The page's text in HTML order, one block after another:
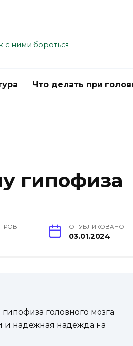
с ними бороться
Что делать при
гипофиза
ОПУБЛИКОВАНО
03.01.2024
головного мозга
и надежная надежда на